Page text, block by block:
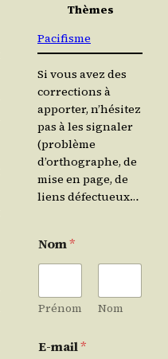
Thèmes
Pacifisme
Si vous avez des
corrections à
apporter, n’hésitez
pas à les signaler
(problème
d’orthographe, de
mise en page, de
liens défectueux…
Nom*
Prénom Nom
E-mail*